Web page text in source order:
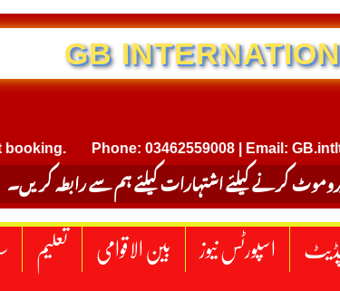
TRAVEL
Phone: 03462559008 | Email:
کرنے کیلئے اشتہارات کیلئے ہم سے رابطہ کریں۔
اسپورٹس نیوز بین الاقوامی تعلیم